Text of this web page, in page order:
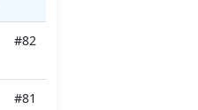
#82
#81